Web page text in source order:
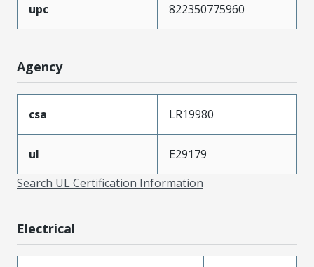
upc 822350775960
Agency
csa LR19980
ul
E29179
Search UL Certification Information
Electrical